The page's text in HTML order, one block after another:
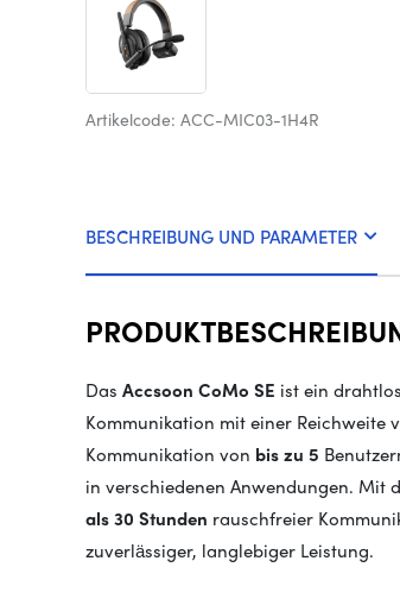
Artikelcode: ACC-MIC03-1H4R
BESCHREIBUNG UND PARAMETER
Das Accsoon CoMo SE ist ein
Kommunikation mit einer Reichweite
Kommunikation von bis zu 5
in verschiedenen Anwendungen. Mit
als 30 Stunden rauschfreier
zuverlässiger, langlebiger Leistung.